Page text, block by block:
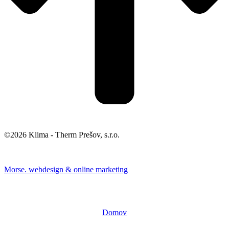
©2026 Klima - Therm Prešov, s.r.o.
Morse. webdesign & online marketing
Domov